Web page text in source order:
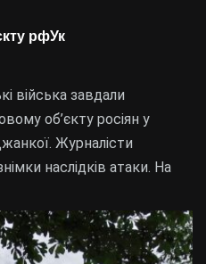
рфУк
війська завдали
об’єкту росіян у
Журналісти
наслідків атаки. На